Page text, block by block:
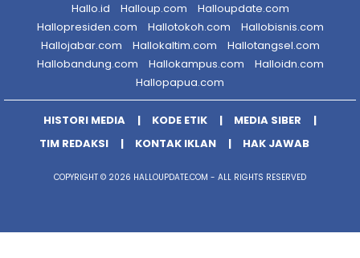
Hallo.id
Halloup.com
Halloupdate.com
Hallopresiden.com
Hallotokoh.com
Hallobisnis.com
Hallojabar.com
Hallokaltim.com
Hallotangsel.com
Hallobandung.com
Hallokampus.com
Halloidn.com
Hallopapua.com
HISTORI MEDIA KODE ETIK
MEDIA SIBER
TIM REDAKSI
KONTAK IKLAN HAK JAWAB
COPYRIGHT © 2026 HALLOUPDATE.COM - ALL RIGHTS RESERVED